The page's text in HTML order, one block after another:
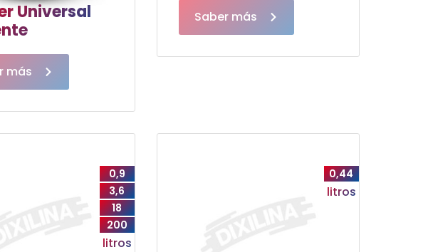
Universal
más
Saber más
0,9
3,6
18
200
litros
0,44
litros